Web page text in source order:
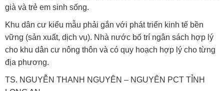
già và trẻ em sinh sống.
Khu dân cư kiểu mẫu phải gắn với phát triển kinh tế bền
vững (sản xuất, dịch vụ). Nhà nước bố trí ngân sách hợp lý
cho khu dân cư nông thôn và có quy hoạch hợp lý cho từng
địa phương.
TS. NGUYỄN THANH NGUYÊN – NGUYÊN PCT TỈNH